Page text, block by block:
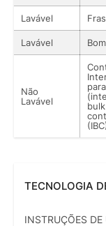
Lavável
Lavável
Não
Lavável
bulk
TECNOLOGIA
INSTRUÇÕES DE